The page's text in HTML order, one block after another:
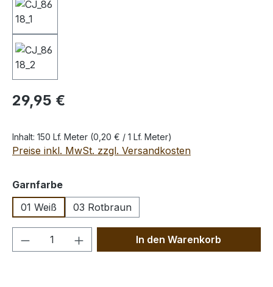
Regulärer Preis:
29,95 €
Inhalt: 150 Lf. Meter (0,20 € / 1 Lf. Meter)
Preise inkl. MwSt. zzgl. Versandkosten
Garnfarbeauswählen
01 Weiß
03 Rotbraun
Produkt Anzahl: Gib denIn den Warenkorb